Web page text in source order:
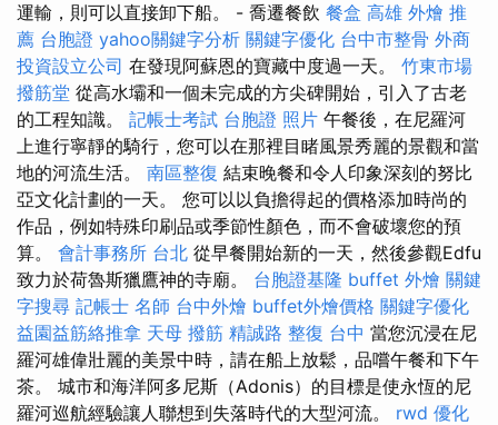
運輸，則可以直接卸下船。 - 喬遷餐飲 餐盒 高雄 外燴 推
薦 台胞證 yahoo關鍵字分析 關鍵字優化 台中市整骨 外商
投資設立公司 在發現阿蘇恩的寶藏中度過一天。 竹東市場
撥筋堂 從高水壩和一個未完成的方尖碑開始，引入了古老
的工程知識。 記帳士考試 台胞證 照片 午餐後，在尼羅河
上進行寧靜的騎行，您可以在那裡目睹風景秀麗的景觀和當
地的河流生活。 南區整復 結束晚餐和令人印象深刻的努比
亞文化計劃的一天。 您可以以負擔得起的價格添加時尚的
作品，例如特殊印刷品或季節性顏色，而不會破壞您的預
算。 會計事務所 台北 從早餐開始新的一天，然後參觀Edfu
致力於荷魯斯獵鷹神的寺廟。 台胞證基隆 buffet 外燴 關鍵
字搜尋 記帳士 名師 台中外燴 buffet外燴價格 關鍵字優化
益園益筋絡推拿 天母 撥筋 精誠路 整復 台中 當您沉浸在尼
羅河雄偉壯麗的美景中時，請在船上放鬆，品嚐午餐和下午
茶。 城市和海洋阿多尼斯（Adonis）的目標是使永恆的尼
羅河巡航經驗讓人聯想到失落時代的大型河流。 rwd 優化